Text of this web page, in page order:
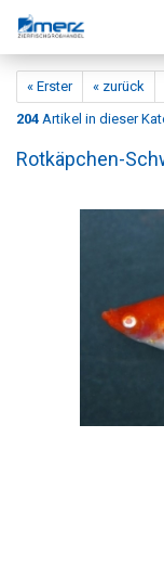
« Erster « zurück
204 Artikel in dieser
Rotkäpchen-